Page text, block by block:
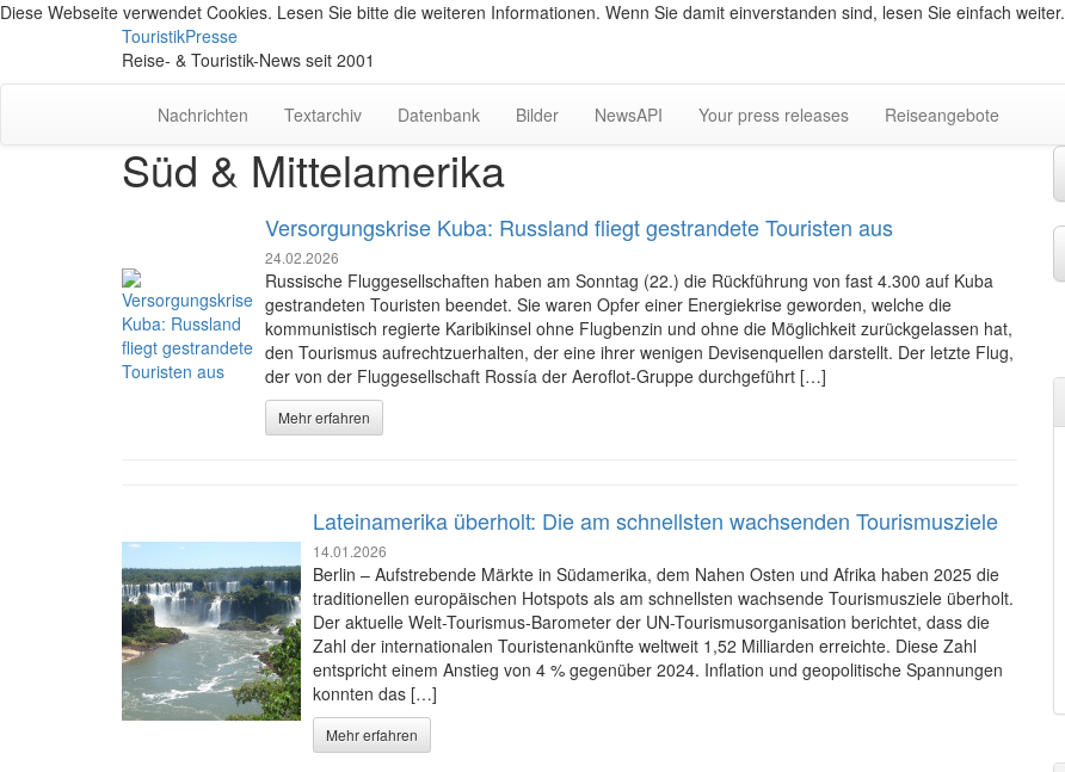
Diese Webseite verwendet Cookies. Lesen Sie bitte die weiteren Informationen. Wenn Sie damit einverstanden sind, lesen Sie einfach weiter.
TouristikPresse
Reise- & Touristik-News seit 2001
Nachrichten Textarchiv Datenbank Bilder NewsAPI Your press releases Reiseangebote
Süd & Mittelamerika
Versorgungskrise Kuba: Russland fliegt gestrandete Touristen aus
24.02.2026
Russische Fluggesellschaften haben am Sonntag (22.) die Rückführung von fast 4.300 auf Kuba
gestrandeten Touristen beendet. Sie waren Opfer einer Energiekrise geworden, welche die
kommunistisch regierte Karibikinsel ohne Flugbenzin und ohne die Möglichkeit zurückgelassen hat,
den Tourismus aufrechtzuerhalten, der eine ihrer wenigen Devisenquellen darstellt. Der letzte Flug,
der von der Fluggesellschaft Rossía der Aeroflot-Gruppe durchgeführt […]
Mehr erfahren
Lateinamerika überholt: Die am schnellsten wachsenden Tourismusziele
14.01.2026
Berlin – Aufstrebende Märkte in Südamerika, dem Nahen Osten und Afrika haben 2025 die
traditionellen europäischen Hotspots als am schnellsten wachsende Tourismusziele überholt.
Der aktuelle Welt-Tourismus-Barometer der UN-Tourismusorganisation berichtet, dass die
Zahl der internationalen Touristenankünfte weltweit 1,52 Milliarden erreichte. Diese Zahl
entspricht einem Anstieg von 4 % gegenüber 2024. Inflation und geopolitische Spannungen
konnten das […]
Mehr erfahren